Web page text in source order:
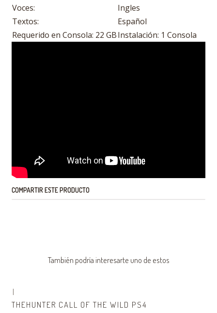
Voces:
Ingles
Textos:
Español
Requerido en Consola: 22 GBInstalación: 1 Consola
COMPARTIR ESTE PRODUCTO
También podría interesarte uno de estos
|
THEHUNTER CALL OF THE WILD PS4